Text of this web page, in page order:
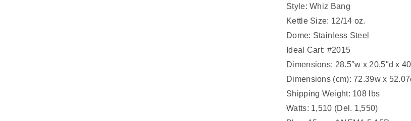
Style: Whiz Bang
Kettle Size: 12/14 oz.
Dome: Stainless Steel
Ideal Cart: #2015
Dimensions: 28.5″w x 20.5″d x
Dimensions (cm): 72.39w x
Shipping Weight: 108 lbs
Watts: 1,510 (Del. 1,550)